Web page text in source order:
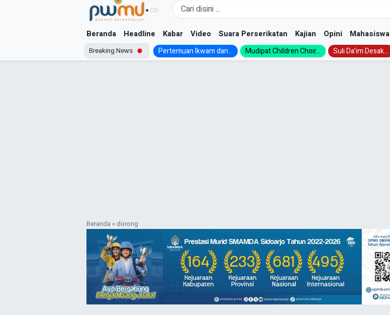
Beranda Headline Kabar Video Suara Perserikatan Kajian Opini Mahasiswa
Breaking News Pertemuan Ikwam dan... Mudipat Children Choir... Suli Da’im Desak...
Beranda » dorong